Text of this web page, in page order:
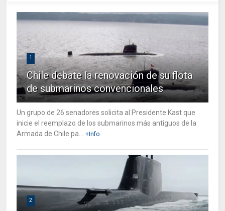
1
Chile debate la renovación de su flota
de submarinos convencionales
Un grupo de 26 senadores solicita al Presidente Kast que
inicie el reemplazo de los submarinos más antiguos de la
Armada de Chile pa...
+Info
2